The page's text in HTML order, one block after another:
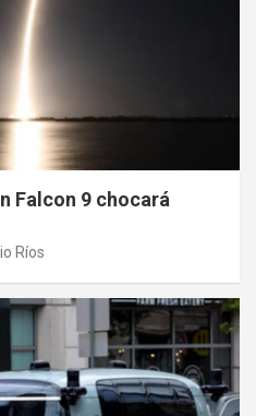
Falcon 9 chocará
Ríos